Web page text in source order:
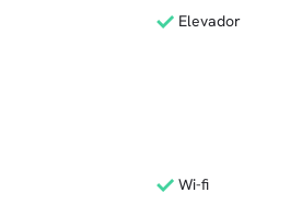
Elevador
Wi-fi